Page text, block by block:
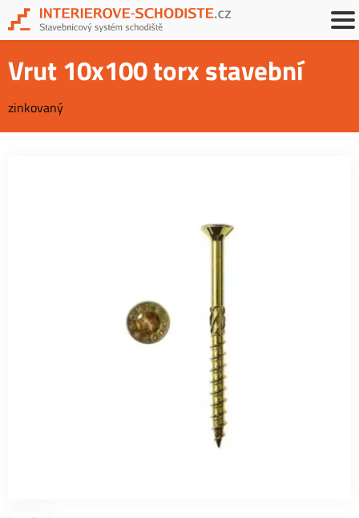
Vrut 10x100 torx stavební
zinkovaný